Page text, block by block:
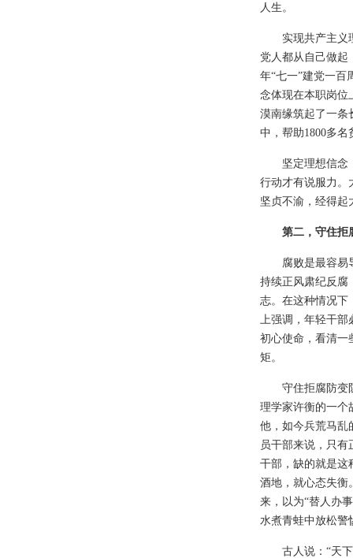
人生。
实现共产主义
党人都从自己做起
年“七一”建党一百
念体现在本职岗位
漠南缘筑起了一条
中，帮助1800多
坚定理想信念
行动才有说服力。
坚贞不渝，经得起
第二，守住拒
腐败是最容易
持续正风肃纪反腐
志。在这种情况下
上强调，年轻干
初心使命，看清一
矩。
守住拒腐防变
理学家许衡的一个
他，如今兵荒马乱
员干部来说，只
干部，缺的就是这
酒地，就心态失衡
来，以为“替人办
水煮青蛙中放松警
古人说：“天